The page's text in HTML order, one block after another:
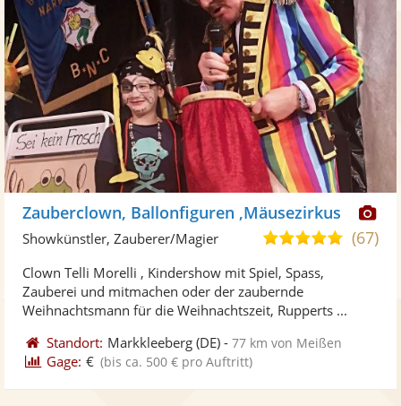
Zauberclown, Ballonfiguren ,Mäusezirkus
4,8(67)
Showkünstler, Zauberer/Magier
Clown Telli Morelli , Kindershow mit Spiel, Spass,
Zauberei und mitmachen oder der zaubernde
Weihnachtsmann für die Weihnachtszeit, Rupperts ...
Standort: Markkleeberg (DE) -77 km von Meißen
Gage: € (bis ca. 500 € pro Auftritt)